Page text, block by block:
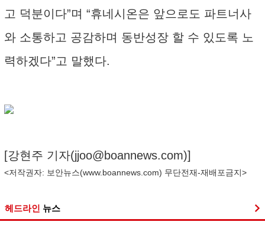
고 덕분이다”며 “휴네시온은 앞으로도 파트너사
와 소통하고 공감하며 동반성장 할 수 있도록 노
력하겠다”고 말했다.
[강현주 기자(jjoo@boannews.com)]
<저작권자: 보안뉴스(www.boannews.com) 무단전재-재배포금지>
헤드라인 뉴스